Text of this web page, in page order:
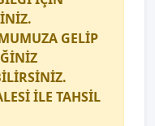
GELİP
İLE TAHSİL